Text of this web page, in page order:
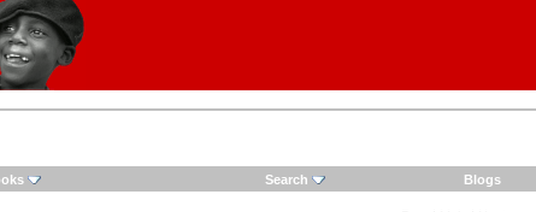
Search Blogs